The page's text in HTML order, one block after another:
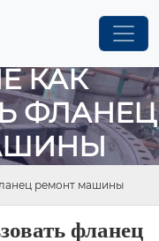
КАК
ФЛАНЕЦ
ремонт машины
фланец